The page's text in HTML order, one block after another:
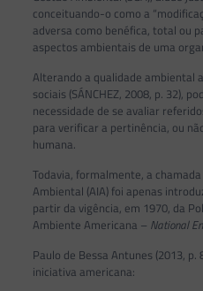
conceituando-o como a
adversa como benéfica, total ou
aspectos ambientais de uma
Alterando a qualidade ambiental
sociais (SÁNCHEZ, 2008, p. 32),
necessidade de se avaliar
para verificar a pertinência, ou
humana.
Todavia, formalmente, a
Ambiental (AIA) foi apenas
partir da vigência, em 1970, da
Ambiente Americana – National
Paulo de Bessa Antunes (2013,
iniciativa americana: